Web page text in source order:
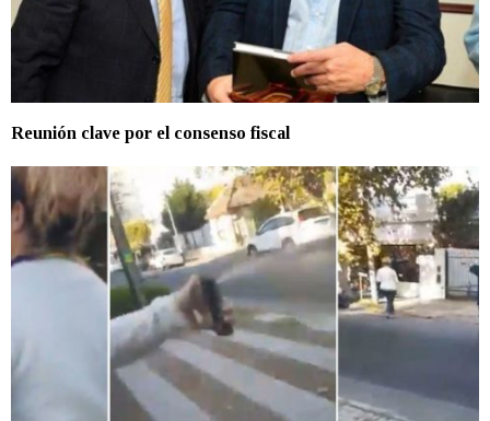
Reunión clave por el consenso fiscal